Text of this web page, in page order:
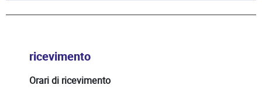
ricevimento
Orari di ricevimento